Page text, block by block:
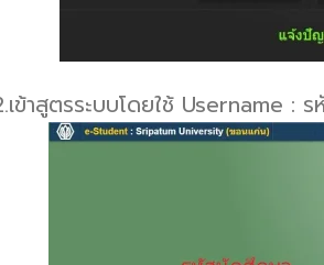
เข้าสูตรระบบโดยใช้ Username :